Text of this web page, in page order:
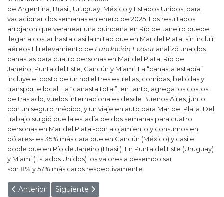
de Argentina, Brasil, Uruguay, México y Estados Unidos, para
vacacionar dos semanas en enero de 2025. Los resultados
arrojaron que veranear una quincena en Río de Janeiro puede
llegar a costar hasta casi la mitad que en Mar del Plata, sin incluir
aéreos.El relevamiento de Fundación Ecosur analizó una dos
canastas para cuatro personas en Mar del Plata, Río de
Janeiro, Punta del Este, Cancún y Miami. La “canasta estadía”
incluye el costo de un hotel tres estrellas, comidas, bebidas y
transporte local. La “canasta total”, en tanto, agrega los costos
de traslado, vuelos internacionales desde Buenos Aires, junto
con un seguro médico, y un viaje en auto para Mar del Plata. Del
trabajo surgió que la estadía de dos semanas para cuatro
personas en Mar del Plata -con alojamiento y consumos en
dólares- es 35% más cara que en Cancún (México) y casi el
doble que en Río de Janeiro (Brasil). En Punta del Este (Uruguay)
y Miami (Estados Unidos) los valores a desembolsar
son 8% y 57% más caros respectivamente.
Artículo anterior: LUIS CAPUTO: "LA GENTE SE QUEDA
Anterior Artículo siguiente: Industria: el uso de
Siguiente